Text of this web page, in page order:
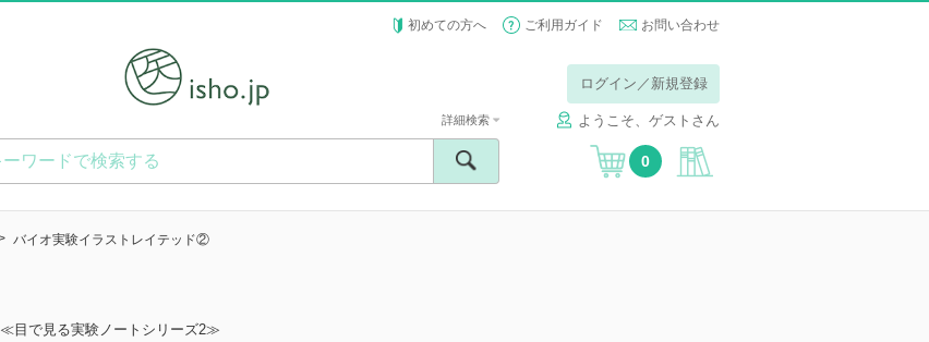
初めての方へ ご利用ガイド お問い合わせ
ログイン／新規登録
ようこそ、ゲストさん
詳細検索
0
バイオ実験イラストレイテッド②
≪目で見る実験ノートシリーズ2≫